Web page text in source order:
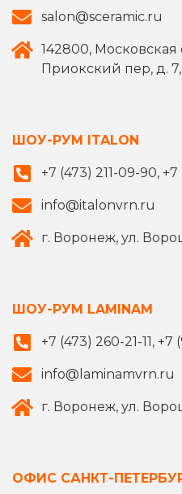
salon@sceramic.ru
142800, Московская
Приокский пер, д. 7,
ШОУ-РУМ ITALON
+7 (473) 211-09-90,
info@italonvrn.ru
г. Воронеж, ул.
ШОУ-РУМ LAMINAM
+7 (473) 260-21-11, +7
info@laminamvrn.ru
г. Воронеж, ул.
ОФИС САНКТ-